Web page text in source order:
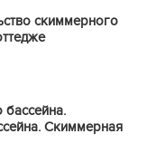
скиммерного
Скиммерная